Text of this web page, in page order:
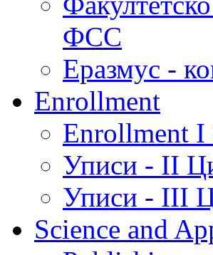
ФСС
Еразмус -
Enrollment
Enrollment I
Уписи - II
Уписи - III
Science and